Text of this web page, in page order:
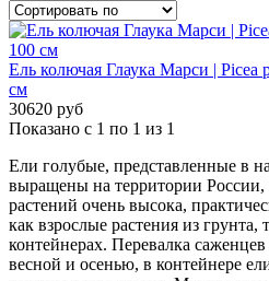
Ель колючая Глаука Марси | Picea
см
30620 руб
Показано с 1 по 1 из 1
Ели голубые, представленные в
выращены на территории России,
растений очень высока,
как взрослые растения из
контейнерах. Перевалка
весной и осенью, в контейнере